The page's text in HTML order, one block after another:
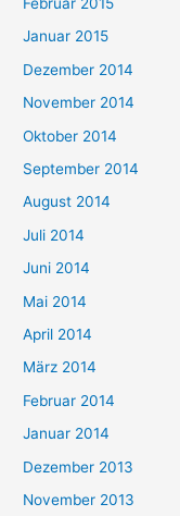
Januar 2015
Dezember 2014
November 2014
Oktober 2014
September 2014
August 2014
Juli 2014
Juni 2014
Mai 2014
April 2014
März 2014
Februar 2014
Januar 2014
Dezember 2013
November 2013